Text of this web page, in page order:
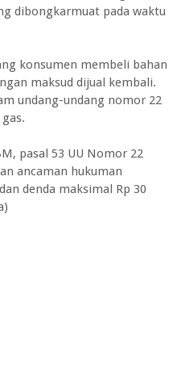
dibongkarmuat pada waktu
konsumen membeli bahan
maksud dijual kembali.
undang-undang nomor 22
pasal 53 UU Nomor 22
ancaman hukuman
denda maksimal Rp 30